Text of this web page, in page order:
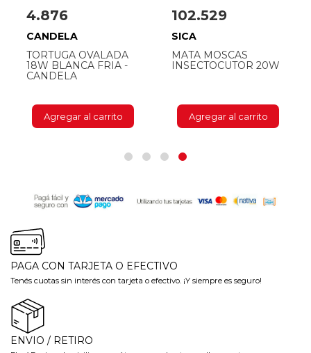
4.876
CANDELA
TORTUGA OVALADA
18W BLANCA FRIA -
CANDELA
Agregar al carrito
102.529
SICA
MATA MOSCAS
INSECTOCUTOR 20W
Agregar al carrito
PAGA CON TARJETA O EFECTIVO
Tenés cuotas sin interés con tarjeta o efectivo. ¡Y siempre es seguro!
ENVIO / RETIRO